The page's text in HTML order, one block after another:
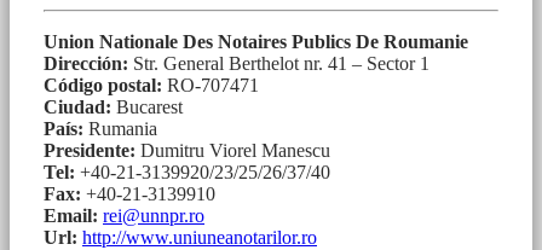
Union Nationale Des Notaires Publics De Roumanie
Dirección: Str. General Berthelot nr. 41 – Sector 1
Código postal: RO-707471
Ciudad: Bucarest
País: Rumania
Presidente: Dumitru Viorel Manescu
Tel: +40-21-3139920/23/25/26/37/40
Fax: +40-21-3139910
Email: rei@unnpr.ro
Url: http://www.uniuneanotarilor.ro